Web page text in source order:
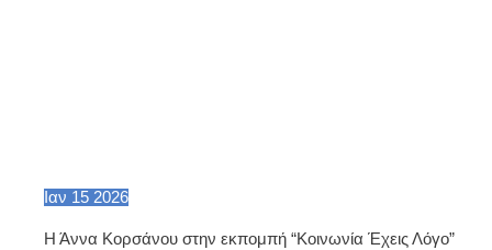
Ιαν 15 2026
Η Άννα Κορσάνου στην εκπομπή “Κοινωνία Έχεις Λόγο”